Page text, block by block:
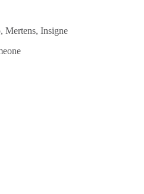
Mertens, Insigne